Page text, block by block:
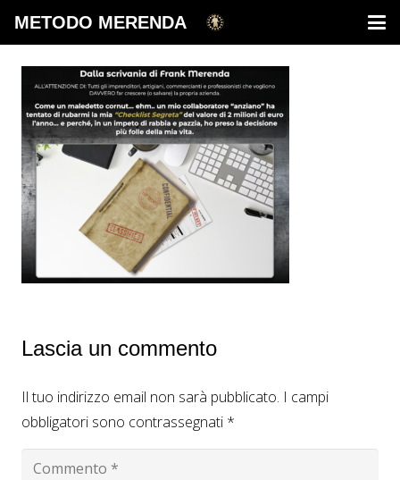
METODO MERENDA
Lascia un commento
Il tuo indirizzo email non sarà pubblicato. I campi
obbligatori sono contrassegnati *